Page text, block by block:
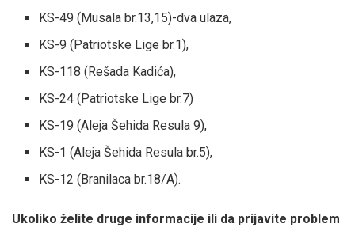
KS-49 (Musala br.13,15)-dva ulaza,
KS-9 (Patriotske Lige br.1),
KS-118 (Rešada Kadića),
KS-24 (Patriotske Lige br.7)
KS-19 (Aleja Šehida Resula 9),
KS-1 (Aleja Šehida Resula br.5),
KS-12 (Branilaca br.18/A).
Ukoliko želite druge informacije ili da prijavite problem